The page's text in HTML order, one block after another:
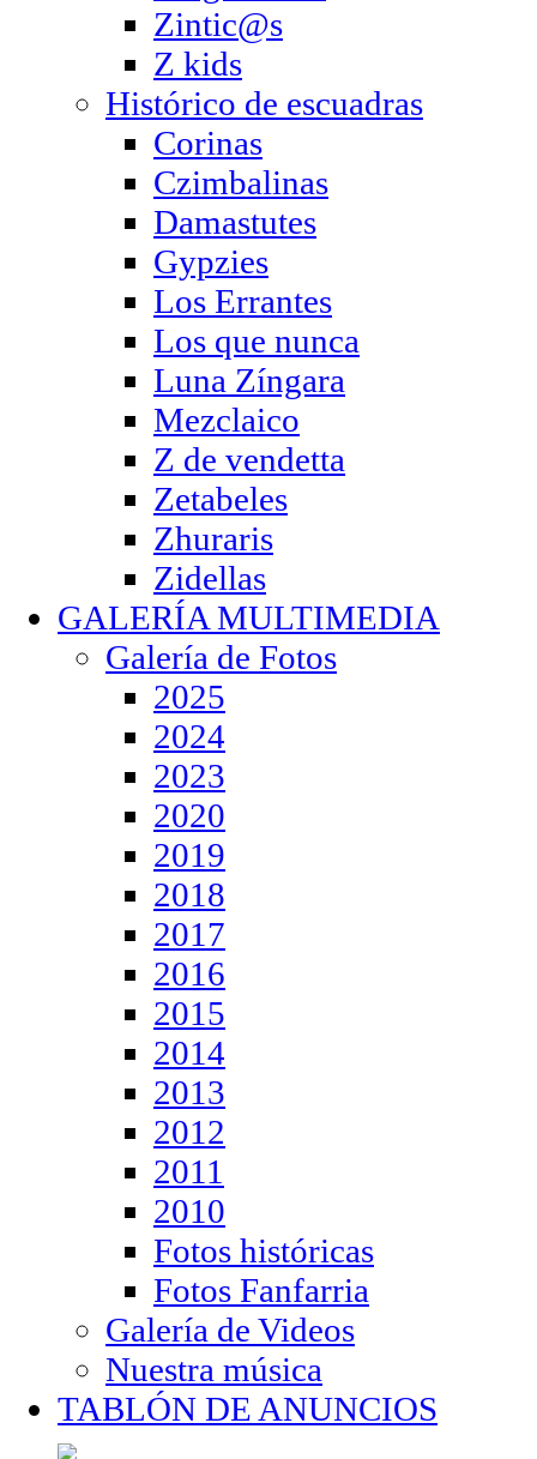
Zintic@s
Z kids
Histórico de escuadras
Corinas
Czimbalinas
Damastutes
Gypzies
Los Errantes
Los que nunca
Luna Zíngara
Mezclaico
Z de vendetta
Zetabeles
Zhuraris
Zidellas
GALERÍA MULTIMEDIA
Galería de Fotos
2025
2024
2023
2020
2019
2018
2017
2016
2015
2014
2013
2012
2011
2010
Fotos históricas
Fotos Fanfarria
Galería de Videos
Nuestra música
TABLÓN DE ANUNCIOS